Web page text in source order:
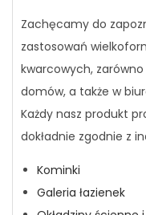
Zachęcamy do
zastosowań
kwarcowych,
domów, a także w
Każdy nasz produkt
dokładnie zgodnie z
Kominki
Galeria łazienek